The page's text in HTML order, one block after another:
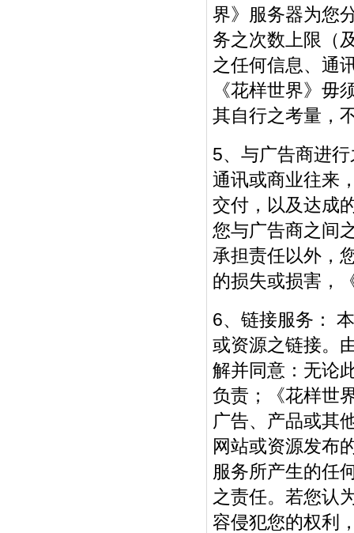
界》服务器为您
务之次数上限（
之任何信息、通
《花样世界》毋
其自行之考量，
5、与广告商进
通讯或商业往来
交付，以及达成
您与广告商之间
承担责任以外，
的损失或损害，
6、链接服务：
或资源之链接。
解并同意：无论
负责；《花样世
广告、产品或其
网站或资源发布
服务所产生的任
之责任。若您认
容侵犯您的权利